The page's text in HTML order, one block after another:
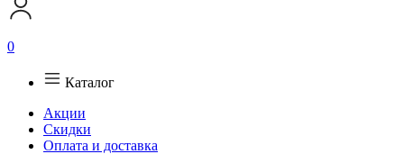
0
Каталог
Акции
Скидки
Оплата и доставка